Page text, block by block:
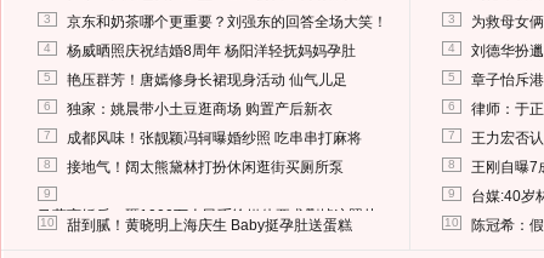
3 京东和奶茶哪个更重要？刘强东的回答全场大笑！
4 杨威晒照庆祝结婚8周年 杨阳洋轻抚妈妈孕肚
5 艳压群芳！唐嫣修身长裙现身活动 仙气儿足
6 独家：姚晨带小土豆逛商场 购置产后新衣
7 成都风味！张靓颖冯轲曝婚纱照 吃串串打麻将
8 接地气！阔太熊黛林打扮休闲逛街买厕所泵
9
马蓉离婚后，砸1000万人民币给媒体要求删掉这照片
10 甜到腻！黄晓明上海庆生 Baby挺孕肚送蛋糕
3 为救母女
4 刘德华扮
5 章子怡斥
6 律师：于
7 王力宏否
8 王刚自曝7
9 台媒:40岁
10 陈冠希：